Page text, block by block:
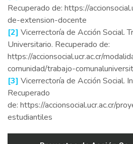
Recuperado de: https://
de-extension-docente
[2] Vicerrectoría de Acción Social.
Universitario. Recuperado de:
https://accionsocial.ucr.ac.cr/
comunidad/trabajo-
[3] Vicerrectoría de Acción Social.
Recuperado
de: https://accionsocial.ucr.ac.cr/
estudiantiles